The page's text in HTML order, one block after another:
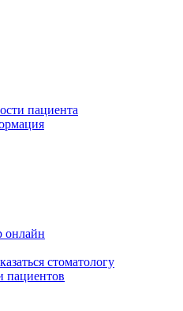
пациента
онлайн
стоматологу
пациентов